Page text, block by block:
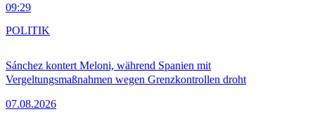
09:29
Sánchez kontert Meloni, während Spanien mit
Vergeltungsmaßnahmen wegen Grenzkontrollen droht
07.08.2026
POLITIK